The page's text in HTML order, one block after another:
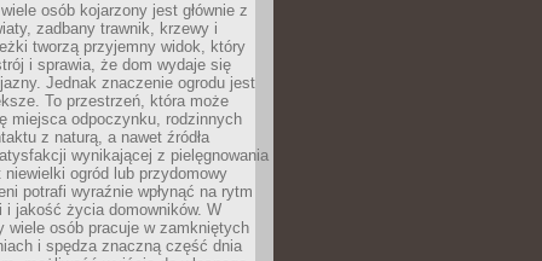
osób kojarzony jest głównie z
zadbany trawnik, krzewy i
tworzą przyjemny widok, który
i sprawia, że dom wydaje się
Jednak znaczenie ogrodu jest
To przestrzeń, która może
miejsca odpoczynku, rodzinnych
z naturą, a nawet źródła
wynikającej z pielęgnowania
ogród lub przydomowy
potrafi wyraźnie wpłynąć na rytm
i jakość życia domowników. W
wiele osób pracuje w zamkniętych
i spędza znaczną część dnia